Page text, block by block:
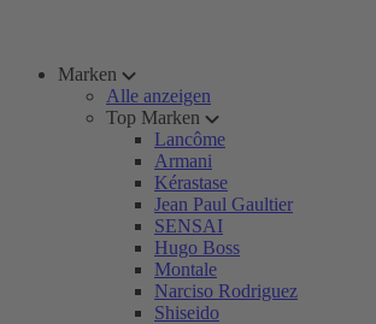
Marken
Alle anzeigen
Top Marken
Lancôme
Armani
Kérastase
Jean Paul Gaultier
SENSAI
Hugo Boss
Montale
Narciso Rodriguez
Shiseido